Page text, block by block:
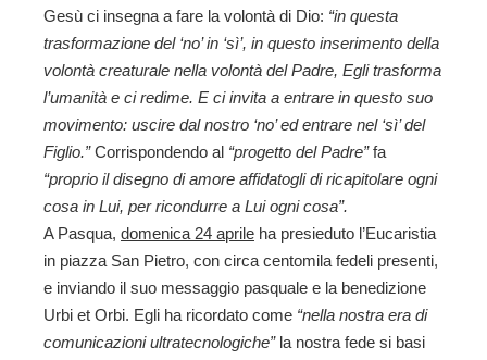
Gesù ci insegna a fare la volontà di Dio: “in questa
trasformazione del ‘no’ in ‘sì’, in questo inserimento della
volontà creaturale nella volontà del Padre, Egli trasforma
l’umanità e ci redime. E ci invita a entrare in questo suo
movimento: uscire dal nostro ‘no’ ed entrare nel ‘sì’ del
Figlio.” Corrispondendo al “progetto del Padre”fa
“proprio il disegno di amore affidatogli di ricapitolare ogni
cosa in Lui, per ricondurre a Lui ogni cosa”.
A Pasqua, domenica 24 aprile ha presieduto l’Eucaristia
in piazza San Pietro, con circa centomila fedeli presenti,
e inviando il suo messaggio pasquale e la benedizione
Urbi et Orbi. Egli ha ricordato come “nella nostra era di
comunicazioni ultratecnologiche” la nostra fede si basi